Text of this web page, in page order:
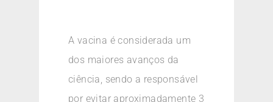
A vacina é considerada um
dos maiores avanços da
ciência, sendo a responsável
por evitar aproximadamente 3